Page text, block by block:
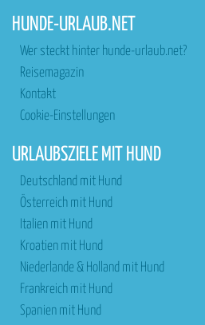
HUNDE-URLAUB.NET
Wer steckt hinter hunde-urlaub.net?
Reisemagazin
Kontakt
Cookie-Einstellungen
URLAUBSZIELE MIT HUND
Deutschland mit Hund
Österreich mit Hund
Italien mit Hund
Kroatien mit Hund
Niederlande & Holland mit Hund
Frankreich mit Hund
Spanien mit Hund